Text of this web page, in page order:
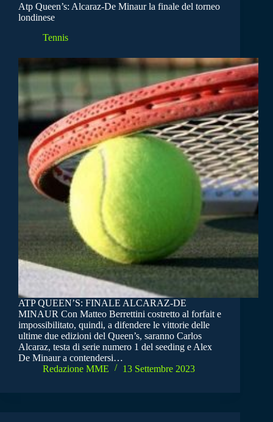
Atp Queen’s: Alcaraz-De Minaur la finale del torneo
londinese
Tennis
ATP QUEEN’S: FINALE ALCARAZ-DE
MINAUR Con Matteo Berrettini costretto al forfait e
impossibilitato, quindi, a difendere le vittorie delle
ultime due edizioni del Queen’s, saranno Carlos
Alcaraz, testa di serie numero 1 del seeding e Alex
De Minaur a contendersi…
Redazione MME
13 Settembre 2023